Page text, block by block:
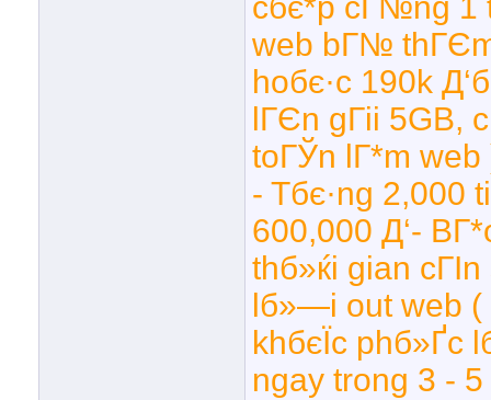
cбє*p cГ№ng 1
web bГ№
hoбє·c 190k
lГЄn gГіi
toГЎn lГ*m web
- Tбє·ng 2,000
600,000 Д‘-
thб»ќi gian
lб»—i out web (
khбєЇc phб»Ґc
ngay trong 3 -